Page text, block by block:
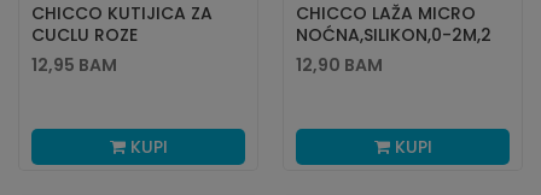
CHICCO KUTIJICA ZA
CUCLU ROZE
12,95 BAM
KUPI
CHICCO LAŽA MICRO
NOĆNA,SILIKON,0-2M,2
KOM
12,90 BAM
KUPI